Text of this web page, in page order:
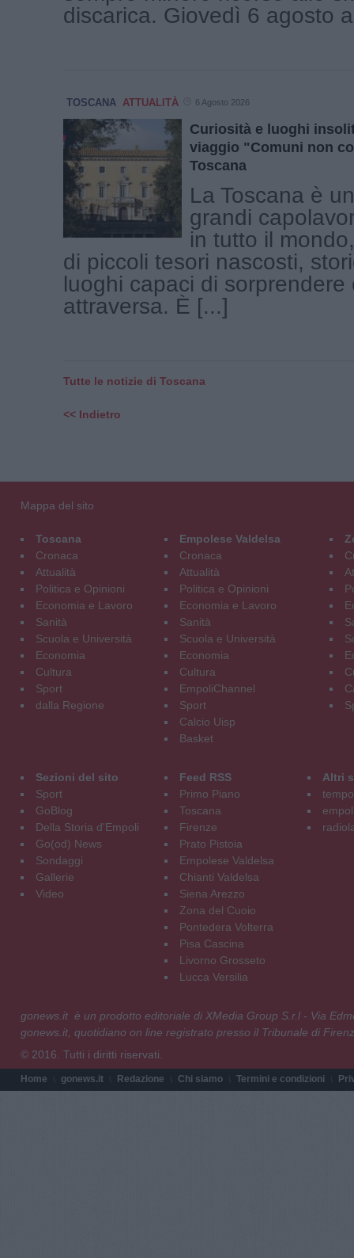
discarica. Giovedì 6 agosto
TOSCANA ATTUALITÀ 6 Agosto 2026
Curiosità e luoghi
viaggio "Comuni non
Toscana
La Toscana è
grandi
in tutto il
di piccoli tesori nascosti,
luoghi capaci di sorprendere
attraversa. È [...]
Tutte le notizie di Toscana
<< Indietro
Mappa del sito
Toscana
Cronaca
Attualità
Politica e Opinioni
Economia e Lavoro
Sanità
Scuola e Università
Economia
Cultura
Sport
dalla Regione
Empolese Valdelsa
Cronaca
Attualità
Politica e Opinioni
Economia e Lavoro
Sanità
Scuola e Università
Economia
Cultura
EmpoliChannel
Sport
Calcio Uisp
Basket
Sezioni del sito
Sport
GoBlog
Della Storia d'Empoli
Go(od) News
Sondaggi
Gallerie
Video
Feed RSS
Primo Piano
Toscana
Firenze
Prato Pistoia
Empolese Valdelsa
Chianti Valdelsa
Siena Arezzo
Zona del Cuoio
Pontedera Volterra
Pisa Cascina
Livorno Grosseto
Lucca Versilia
Altri
gonews.it è un prodotto editoriale di XMedia Group S.r.l - Via
gonews.it, quotidiano on line registrato presso il Tribunale di
© 2016. Tutti i diritti riservati.
Home gonews.it Redazione Chi siamo Termini e condizioni